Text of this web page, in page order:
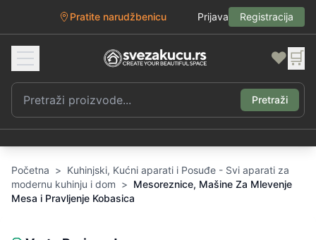
Pratite narudžbenicu Prijava Registracija
❤️ 🛒
Pretraži
Početna > Kuhinjski, Kućni aparati i Posuđe - Svi aparati za
modernu kuhinju i dom > Mesoreznice, Mašine Za Mlevenje
Mesa i Pravljenje Kobasica